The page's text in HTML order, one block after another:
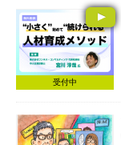
受付中